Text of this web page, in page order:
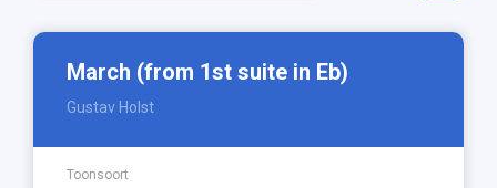
March (from 1st suite in Eb)
Gustav Holst
Toonsoort